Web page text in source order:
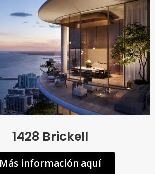
1428 Brickell
Más información aquí